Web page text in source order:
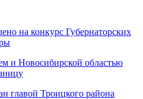
на конкурс Губернаторских
и Новосибирской областью
главой Троицкого района